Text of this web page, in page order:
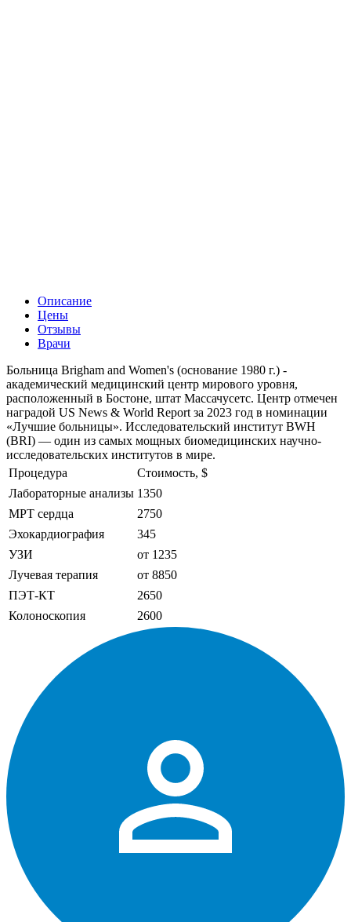
Описание
Цены
Отзывы
Врачи
Больница Brigham and Women's (основание 1980 г.) -
академический медицинский центр мирового уровня,
расположенный в Бостоне, штат Массачусетс. Центр отмечен
наградой US News & World Report за 2023 год в номинации
«Лучшие больницы». Исследовательский институт BWH
(BRI) — один из самых мощных биомедицинских научно-
исследовательских институтов в мире.
Процедура
Стоимость, $
Лабораторные анализы 1350
МРТ сердца
2750
Эхокардиография
345
УЗИ
от 1235
Лучевая терапия
от 8850
ПЭТ-КТ
2650
Колоноскопия
2600